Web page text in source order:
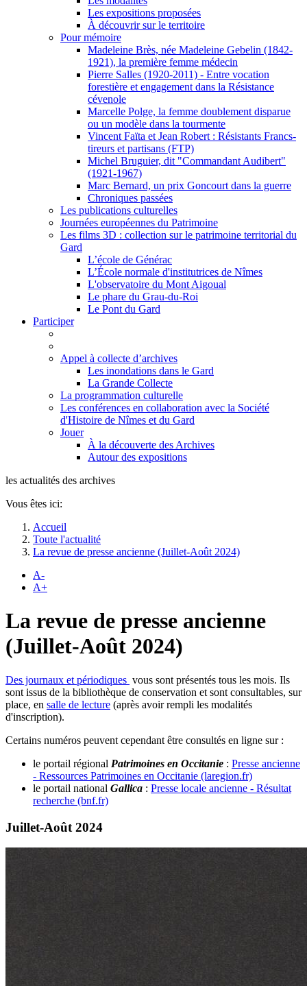
Les expositions proposées
À découvrir sur le territoire
Pour mémoire
Madeleine Brès, née Madeleine Gebelin (1842-
1921), la première femme médecin
Pierre Salles (1920-2011) - Entre vocation
forestière et engagement dans la Résistance
cévenole
Marcelle Polge, la femme doublement disparue
ou un modèle dans la tourmente
Vincent Faïta et Jean Robert : Résistants Francs-
tireurs et partisans (FTP)
Michel Bruguier, dit "Commandant Audibert"
(1921-1967)
Marc Bernard, un prix Goncourt dans la guerre
Chroniques passées
Les publications culturelles
Journées européennes du Patrimoine
Les films 3D : collection sur le patrimoine territorial du
Gard
L’école de Générac
L’École normale d'institutrices de Nîmes
L'observatoire du Mont Aigoual
Le phare du Grau-du-Roi
Le Pont du Gard
Participer
Appel à collecte d’archives
Les inondations dans le Gard
La Grande Collecte
La programmation culturelle
Les conférences en collaboration avec la Société
d'Histoire de Nîmes et du Gard
Jouer
À la découverte des Archives
Autour des expositions
les actualités des archives
Vous êtes ici:
Accueil
Toute l'actualité
La revue de presse ancienne (Juillet-Août 2024)
A-
A+
La revue de presse ancienne
(Juillet-Août 2024)
Des journaux et périodiques vous sont présentés tous les mois. Ils
sont issus de la bibliothèque de conservation et sont consultables, sur
place, en salle de lecture (après avoir rempli les modalités
d'inscription).
Certains numéros peuvent cependant être consultés en ligne sur :
le portail régional Patrimoines en Occitanie : Presse ancienne
- Ressources Patrimoines en Occitanie (laregion.fr)
le portail national Gallica : Presse locale ancienne - Résultat
recherche (bnf.fr)
Juillet-Août 2024